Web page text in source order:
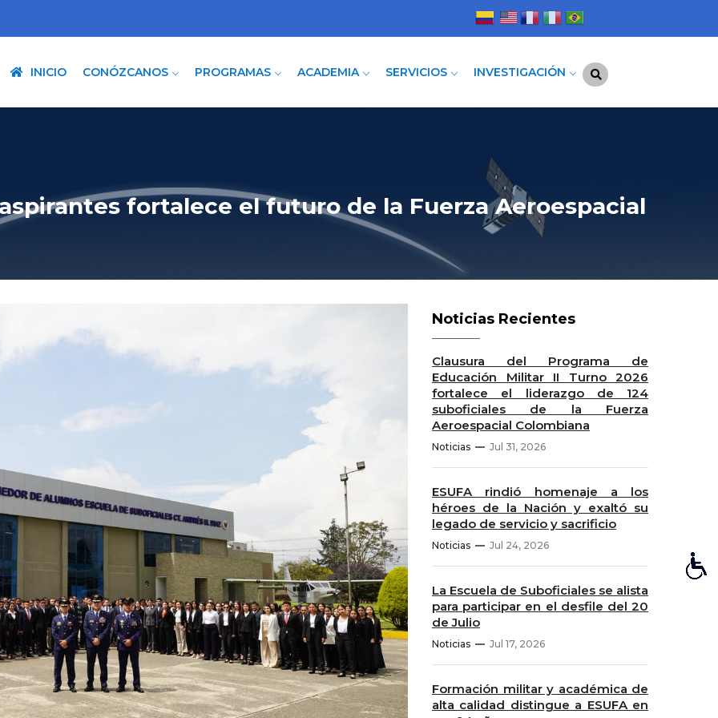
INICIO CONÓZCANOS PROGRAMAS ACADEMIA SERVICIOS INVESTIGACIÓN
fortalece el futuro de la Fuerza Aeroespacial
Noticias Recientes
Clausura del Programa de
Educación Militar II Turno 2026
fortalece el liderazgo de 124
suboficiales de la Fuerza
Aeroespacial Colombiana
Noticias Jul 31, 2026
ESUFA rindió homenaje a los
héroes de la Nación y exaltó su
legado de servicio y sacrificio
Noticias Jul 24, 2026
La Escuela de Suboficiales se alista
para participar en el desfile del 20
de Julio
Noticias Jul 17, 2026
Formación militar y académica de
alta calidad distingue a ESUFA en